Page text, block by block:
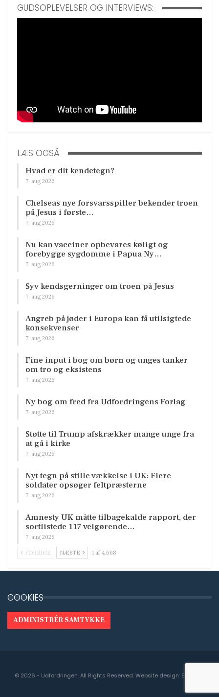
GUDSOPLEVELSER OG INTERVIEWS:
LÆS OGSÅ
Hvad er dit kendetegn?
7. aug 2026
Chelseas nye forsvarsspiller bekender troen
på Jesus i første…
7. aug 2026
Nu kan vacciner opbevares køligt og
forebygge sygdomme i Papua Ny…
7. aug 2026
Syv kendsgerninger om troen på Jesus
7. aug 2026
Angreb på jøder i Europa kan få utilsigtede
konsekvenser
7. aug 2026
Fine input i bog om børn og unges tanker
om tro og eksistens
7. aug 2026
Ny bog om fred fra Udfordringens Forlag
7. aug 2026
Støtte til Trump afskrækker mange unge fra
at gå i kirke
7. aug 2026
Nyt tegn på stille vækkelse i UK: Flere
soldater opsøger feltpræsterne
7. aug 2026
Amnesty UK måtte tilbagekalde rapport, der
sortlistede 117 velgørende…
7. aug 2026
FORRIGE NÆSTE 1 af 4.668
COOKIES
ADMINISTRÉR SAMTYKKE
© 2026 - Udfordringen. All Rights Reserved.Website design: Engedal